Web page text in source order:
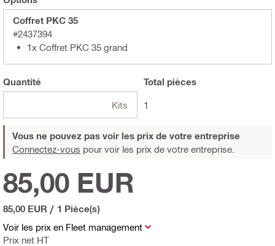
Coffret PKC 35
#2437394
1x Coffret PKC 35 grand
Quantité
Kits
Total pièces
1
Vous ne pouvez pas voir les prix de votre entreprise
Connectez-vous pour voir les prix de votre entreprise.
Voir les prix en Fleet management
Prix net HT
85,00 EUR
85,00 EUR / 1 Pièce(s)